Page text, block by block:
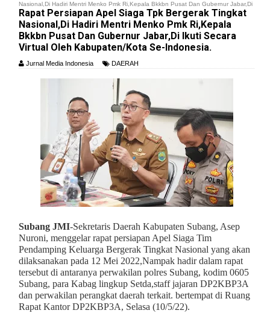
Nasional,Di Hadiri Mentri Menko Pmk Ri,Kepala Bkkbn Pusat Dan Gubernur Jabar,Di
Ikuti Secara Virtual Oleh Kabupaten/Kota Se-Indonesia.
Rapat Persiapan Apel Siaga Tpk Bergerak Tingkat
Nasional,Di Hadiri Mentri Menko Pmk Ri,Kepala
Bkkbn Pusat Dan Gubernur Jabar,Di Ikuti Secara
Virtual Oleh Kabupaten/Kota Se-Indonesia.
Jurnal Media Indonesia DAERAH
Subang JMI-Sekretaris Daerah Kabupaten Subang, Asep
Nuroni, menggelar rapat persiapan Apel Siaga Tim
Pendamping Keluarga Bergerak Tingkat Nasional yang akan
dilaksanakan pada 12 Mei 2022,Nampak hadir dalam rapat
tersebut di antaranya perwakilan polres Subang, kodim 0605
Subang, para Kabag lingkup Setda,staff jajaran DP2KBP3A
dan perwakilan perangkat daerah terkait. bertempat di Ruang
Rapat Kantor DP2KBP3A, Selasa (10/5/22).